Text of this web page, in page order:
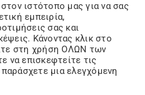
store - All Rights Reserved |
ιστότοπo μας για να σας
εμπειρία,
σας και
Κάνοντας κλικ στο
στη χρήση ΟΛΩΝ των
να επισκεφτείτε τις
μια ελεγχόμενη